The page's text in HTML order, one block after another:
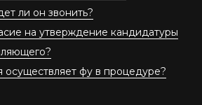
ли он звонить?
на утверждение кандидатуры
осуществляет фу в процедуре?